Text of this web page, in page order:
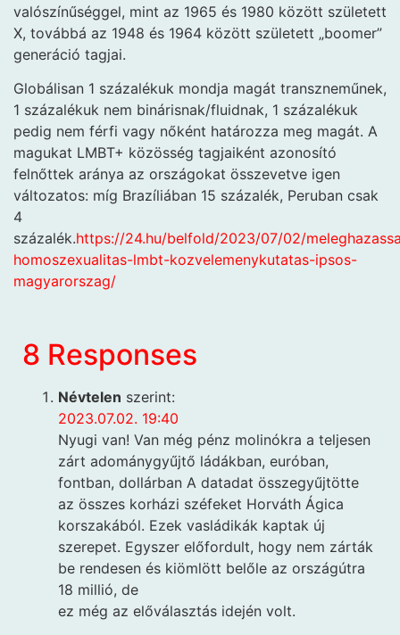
valószínűséggel, mint az 1965 és 1980 között született
X, továbbá az 1948 és 1964 között született „boomer”
generáció tagjai.
Globálisan 1 százalékuk mondja magát transzneműnek,
1 százalékuk nem binárisnak/fluidnak, 1 százalékuk
pedig nem férfi vagy nőként határozza meg magát. A
magukat LMBT+ közösség tagjaiként azonosító
felnőttek aránya az országokat összevetve igen
változatos: míg Brazíliában 15 százalék, Peruban csak
4
százalék.https://24.hu/belfold/2023/07/02/
homoszexualitas-lmbt-kozvelemenykutatas-ipsos-
magyarorszag/
8 Responses
Névtelen szerint:
2023.07.02. 19:40
Nyugi van! Van még pénz molinókra a teljesen
zárt adománygyűjtő ládákban, euróban,
fontban, dollárban A datadat összegyűjtötte
az összes korházi széfeket Horváth Ágica
korszakából. Ezek vasládikák kaptak új
szerepet. Egyszer előfordult, hogy nem zárták
be rendesen és kiömlött belőle az országútra
18 millió, de
ez még az előválasztás idején volt.